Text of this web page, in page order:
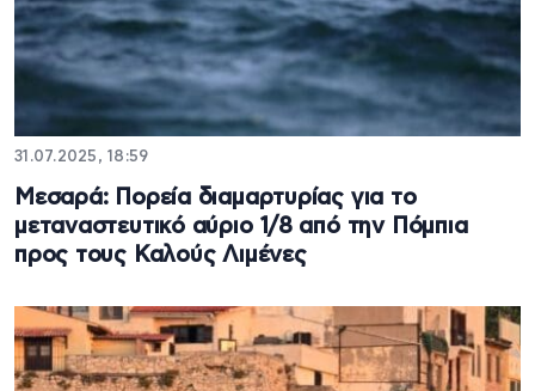
31.07.2025, 18:59
Μεσαρά: Πορεία διαμαρτυρίας για το
μεταναστευτικό αύριο 1/8 από την Πόμπια
προς τους Καλούς Λιμένες